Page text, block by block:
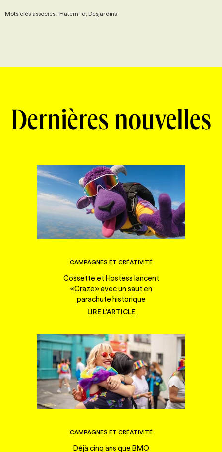
Mots clés associés : Hatem+d, Desjardins
Dernières nouvelles
CAMPAGNES ET CRÉATIVITÉ
Cossette et Hostess lancent
«Craze» avec un saut en
parachute historique
LIRE L'ARTICLE
CAMPAGNES ET CRÉATIVITÉ
Déjà cinq ans que BMO